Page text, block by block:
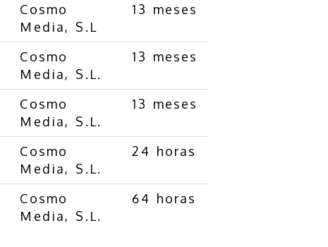
Cosmo
Media, S.L
13 meses
Cosmo
Media, S.L.
13 meses
Cosmo
Media, S.L.
13 meses
Cosmo
Media, S.L.
24 horas
Cosmo
Media, S.L.
64 horas